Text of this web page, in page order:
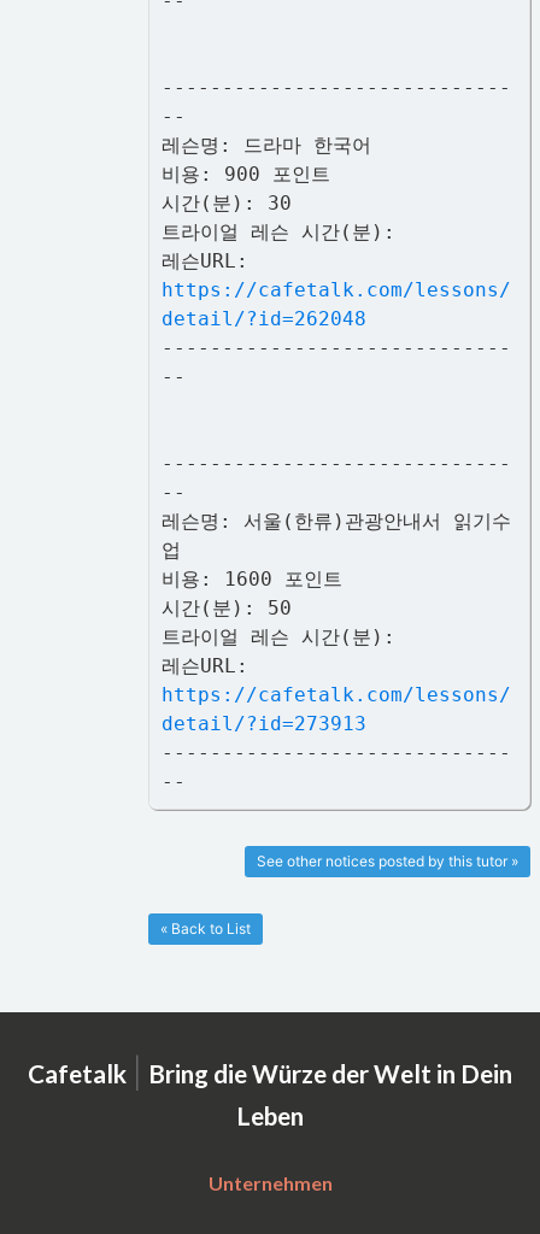
-----------------------------
--
레슨명: 드라마 한국어
비용: 900 포인트
시간(분): 30
트라이얼 레슨 시간(분):
레슨URL:
https://cafetalk.com/lessons/
detail/?id=262048
-----------------------------
--
-----------------------------
--
레슨명: 서울(한류)관광안내서 읽기수
업
비용: 1600 포인트
시간(분): 50
트라이얼 레슨 시간(분):
레슨URL:
https://cafetalk.com/lessons/
detail/?id=273913
-----------------------------
--
See other notices posted by this tutor »
« Back to List
Cafetalk | Bring die Würze der Welt in Dein
Leben
Unternehmen